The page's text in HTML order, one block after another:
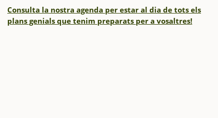
Consulta la nostra agenda per estar al dia de tots els
plans genials que tenim preparats per a vosaltres!